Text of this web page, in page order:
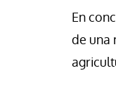
En
de una